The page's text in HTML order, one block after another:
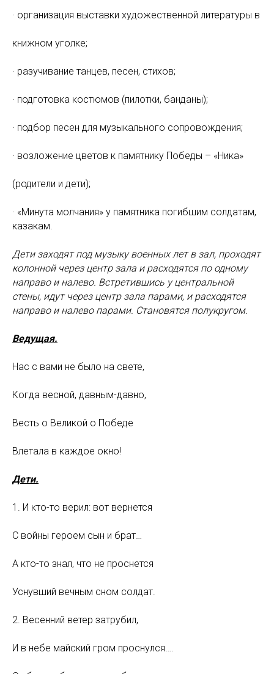
· организация выставки художественной литературы в
книжном уголке;
· разучивание танцев, песен, стихов;
· подготовка костюмов (пилотки, банданы);
· подбор песен для музыкального сопровождения;
· возложение цветов к памятнику Победы – «Ника»
(родители и дети);
· «Минута молчания» у памятника погибшим солдатам,
казакам.
Дети заходят под музыку военных лет в зал, проходят
колонной через центр зала и расходятся по одному
направо и налево. Встретившись у центральной
стены, идут через центр зала парами, и расходятся
направо и налево парами. Становятся полукругом.
Ведущая.
Нас с вами не было на свете,
Когда весной, давным-давно,
Весть о Великой о Победе
Влетала в каждое окно!
Дети.
1. И кто-то верил: вот вернется
С войны героем сын и брат…
А кто-то знал, что не проснется
Уснувший вечным сном солдат.
2. Весенний ветер затрубил,
И в небе майский гром проснулся….